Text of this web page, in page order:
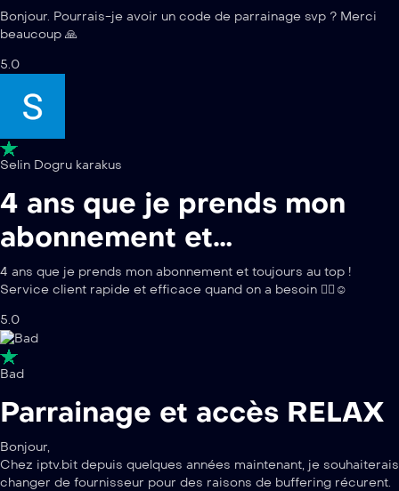
Bonjour. Pourrais-je avoir un code de parrainage svp ? Merci
beaucoup 🙏
5.0
Selin Dogru karakus
4 ans que je prends mon
abonnement et…
4 ans que je prends mon abonnement et toujours au top !
Service client rapide et efficace quand on a besoin 👌🏼☺️
5.0
Bad
Parrainage et accès RELAX
Bonjour,
Chez iptv.bit depuis quelques années maintenant, je souhaiterais
changer de fournisseur pour des raisons de buffering récurent.